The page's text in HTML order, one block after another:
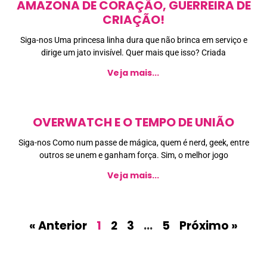
AMAZONA DE CORAÇÃO, GUERREIRA DE
CRIAÇÃO!
Siga-nos Uma princesa linha dura que não brinca em serviço e
dirige um jato invisível. Quer mais que isso? Criada
Veja mais...
OVERWATCH E O TEMPO DE UNIÃO
Siga-nos Como num passe de mágica, quem é nerd, geek, entre
outros se unem e ganham força. Sim, o melhor jogo
Veja mais...
« Anterior 1 2 3 … 5 Próximo »